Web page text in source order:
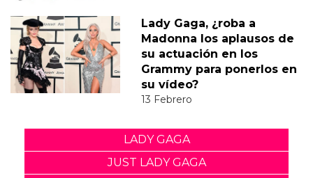
Lady Gaga, ¿roba a
Madonna los aplausos de
su actuación en los
Grammy para ponerlos en
su vídeo?
13 Febrero
LADY GAGA
JUST LADY GAGA